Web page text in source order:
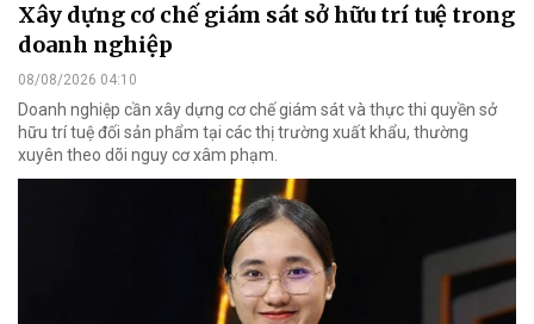
Xây dựng cơ chế giám sát sở hữu trí tuệ trong
doanh nghiệp
08/08/2026 04:10
Doanh nghiệp cần xây dựng cơ chế giám sát và thực thi quyền sở
hữu trí tuệ đối sản phẩm tại các thị trường xuất khẩu, thường
xuyên theo dõi nguy cơ xâm phạm.